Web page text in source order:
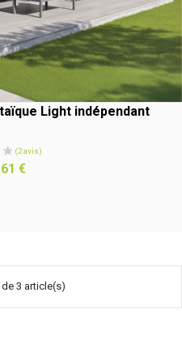
Light indépendant
€
3 article(s)